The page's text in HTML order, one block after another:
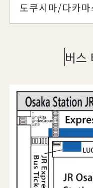
도쿠시마/다카
버스